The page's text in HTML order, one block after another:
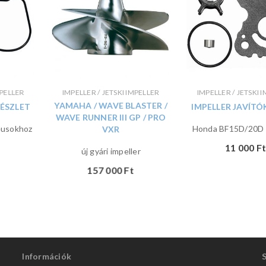
IMPELLER / JETSKI IMPELLER
YAMAHA / WAVE BLASTER /
WAVE RUNNER III GP / PRO
VXR
új gyári impeller
157 000Ft
IMPELLER / JETSKI
IMPELLER
Honda BF15D/
11 000 Ft
Információk